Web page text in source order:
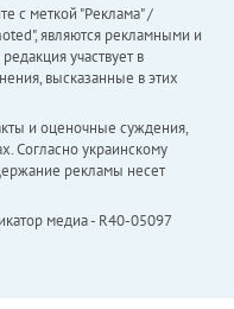
с меткой "Реклама" /
являются рекламными и
участвует в
высказанные в этих
и оценочные суждения,
Согласно украинскому
рекламы несет
медиа - R40-05097